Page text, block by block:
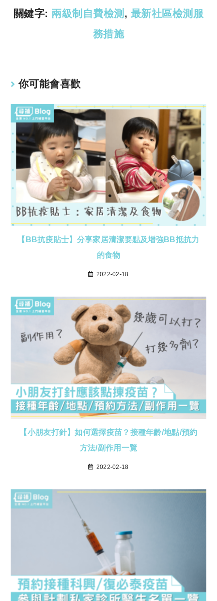
k
p
關鍵字: 兩級制自費檢測 , 最新社區檢測服
務措施
你可能會喜歡
【BB抗疫貼士】分享家居清潔要點及增強BB抵抗力
的食物
2022-02-18
【小朋友打針】如何選擇疫苗？接種年齡/地點/預約
方法/副作用一覽
2022-02-18